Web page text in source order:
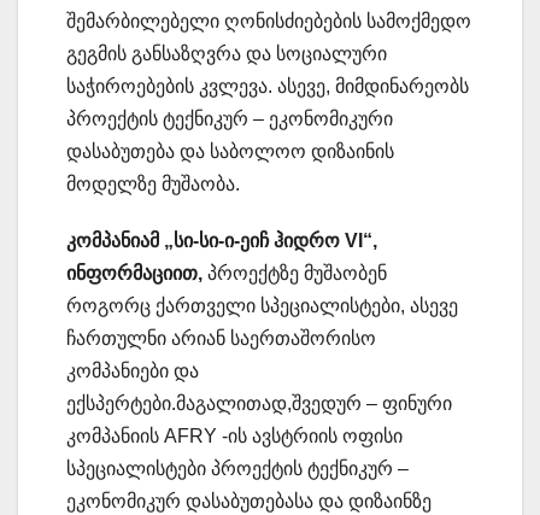
შემარბილებელი ღონისძიებების სამოქმედო
გეგმის განსაზღვრა და სოციალური
საჭიროებების კვლევა. ასევე, მიმდინარეობს
პროექტის ტექნიკურ – ეკონომიკური
დასაბუთება და საბოლოო დიზაინის
მოდელზე მუშაობა.
კომპანიამ „სი-სი-ი-ეიჩ ჰიდრო VI“,
ინფორმაციით, პროექტზე მუშაობენ
როგორც ქართველი სპეციალისტები, ასევე
ჩართულნი არიან საერთაშორისო
კომპანიები და
ექსპერტები.მაგალითად,შვედურ – ფინური
კომპანიის AFRY -ის ავსტრიის ოფისი
სპეციალისტები პროექტის ტექნიკურ –
ეკონომიკურ დასაბუთებასა და დიზაინზე